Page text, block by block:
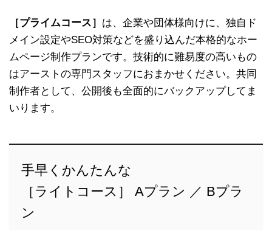
［プライムコース］ は、企業や団体様向けに、独自ド
メイン設定やSEO対策などを盛り込んだ本格的なホー
ムページ制作プランです。技術的に難易度の高いもの
はアーストの専門スタッフにおまかせください。共同
制作者として、公開後も全面的にバックアップしてま
いります。
手早くかんたんな
［ライトコース］ Aプラン ／ Bプラ
ン